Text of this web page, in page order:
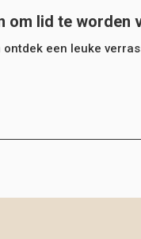
om lid te worden
ontdek een leuke